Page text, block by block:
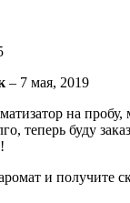
– 7 мая, 2019
на пробу,
теперь буду
и получите